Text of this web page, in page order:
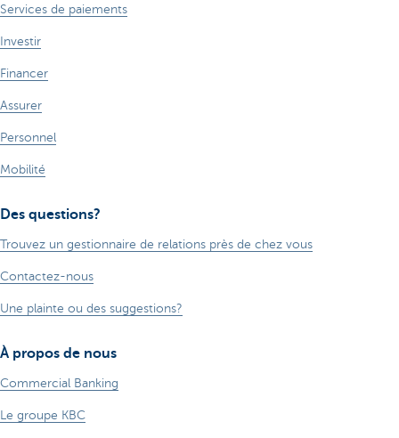
Services de paiements
Investir
Financer
Assurer
Personnel
Mobilité
Des questions?
Trouvez un gestionnaire de relations près de chez vous
Contactez-nous
Une plainte ou des suggestions?
À propos de nous
Commercial Banking
Le groupe KBC